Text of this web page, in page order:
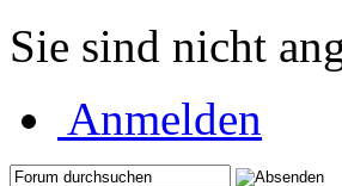
Sie sind nicht
Anmelden